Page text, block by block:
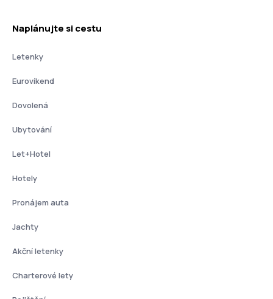
Naplánujte si cestu
Letenky
Eurovíkend
Dovolená
Ubytování
Let+Hotel
Hotely
Pronájem auta
Jachty
Akční letenky
Charterové lety